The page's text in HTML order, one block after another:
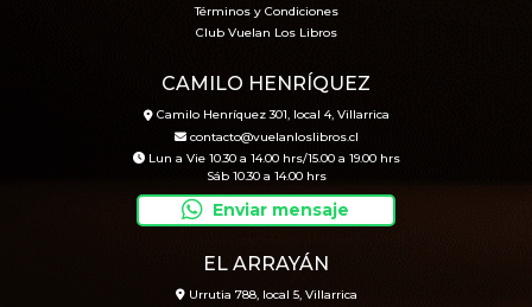
Términos y Condiciones
Club Vuelan Los Libros
CAMILO HENRÍQUEZ
Camilo Henríquez 301, local 4, Villarrica
contacto@vuelanloslibros.cl
Lun a Vie 10.30 a 14.00 hrs/15.00 a 19.00 hrs
Sáb 10.30 a 14.00 hrs
Enviar mensaje
EL ARRAYÁN
Urrutia 788, local 5, Villarrica